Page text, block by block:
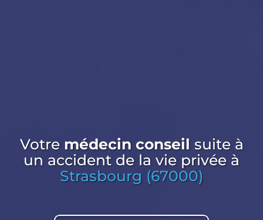
Votre médecin conseil suite à
un accident de la vie privéeà
Strasbourg (67000)